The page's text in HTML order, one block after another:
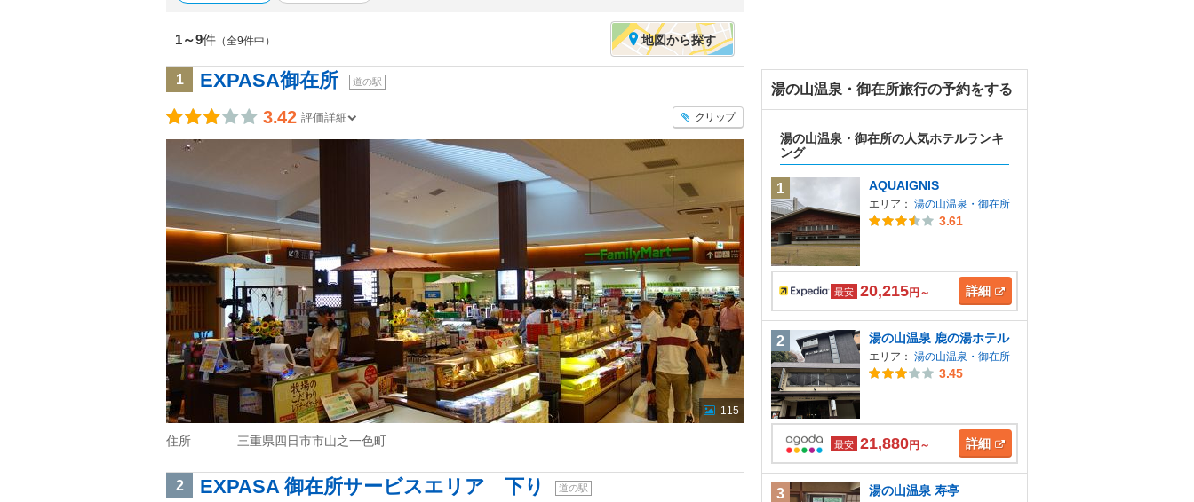
1～9件 （全9件中） 地図から探す
1 EXPASA御在所 道の駅
3.42 評価詳細 クリップ
115
住所 三重県四日市市山之一色町
2 EXPASA 御在所サービスエリア 下り 道の駅
湯の山温泉・御在所旅行の予約をする
湯の山温泉・御在所の人気ホテルランキ
ング
1 AQUAIGNIS
エリア： 湯の山温泉・御在所
3.61
最安 20,215円～ 詳細
2 湯の山温泉 鹿の湯ホテル
エリア： 湯の山温泉・御在所
3.45
最安 21,880円～ 詳細
3 湯の山温泉 寿亭